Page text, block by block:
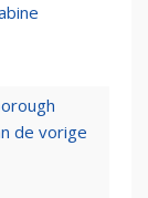
de vorige